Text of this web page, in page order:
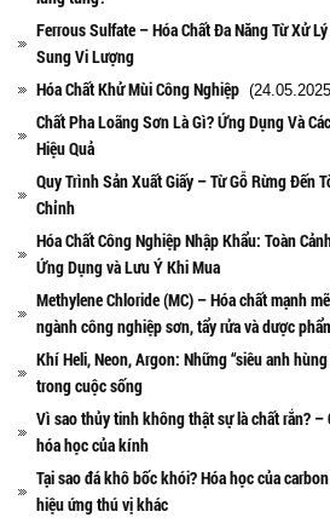
Ferrous Sulfate – Hóa Chất Đa Năng Từ Xử
Sung Vi Lượng
Hóa Chất Khử Mùi Công Nghiệp
Chất Pha Loãng Sơn Là Gì? Ứng Dụng Và
Hiệu Quả
Quy Trình Sản Xuất Giấy – Từ Gỗ Rừng Đến
Chỉnh
Hóa Chất Công Nghiệp Nhập Khẩu: Toàn
Ứng Dụng và Lưu Ý Khi Mua
Methylene Chloride (MC) – Hóa chất mạnh
ngành công nghiệp sơn, tẩy rửa và dược
Khí Heli, Neon, Argon: Những “siêu anh
trong cuộc sống
Vì sao thủy tinh không thật sự là chất rắn? –
hóa học của kính
Tại sao đá khô bốc khói? Hóa học của
hiệu ứng thú vị khác